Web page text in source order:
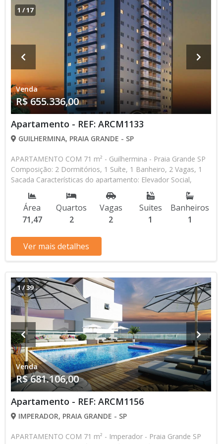
1 /17
Venda
R$ 655.336,00
Apartamento - REF: ARCM1133
GUILHERMINA, PRAIA GRANDE - SP
APARTAMENTO COM 71 m² - Guilhermina - Praia Grande SP
Composição: 2 Dormitórios, 1 Suíte, 1 Banheiro, 2 Vagas, 1
Sacada Características do apartamento: Elevador Social,
Elevador de Serviço, Acessibilidade, Água Individual, Piscina,
Salão de Jogos, Salão de Festas, Espaço Gourmet, Academia,
Churrasqueira Aceita Financiamento Direto com a
Construtora Lançamento, Em Obras Entrada de R$
655.336,00 valor Total * Os valores e disponibilidade podem
ser alterados sem prévio aviso. Favor verificar entrando em
Área
71,47
Quartos
2
Vagas
2
Suites
1
Banheiros
1
Ver mais detalhes
1/39
Venda
R$ 681.106,00
Apartamento - REF: ARCM1156
IMPERADOR, PRAIA GRANDE - SP
APARTAMENTO COM 71 m² - Imperador - Praia Grande SP